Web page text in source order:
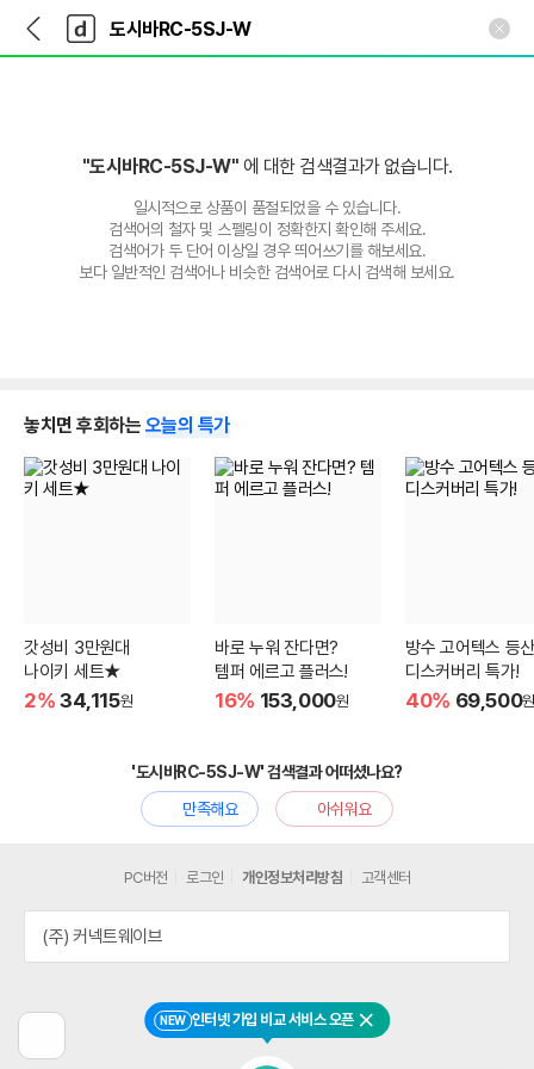
다
나
와
가
다
와
"도시바RC-5SJ-W" 에 대한 검색결과가 없습니다.
일시적으로 상품이 품절되었을 수 있습니다.
검색어의 철자 및 스펠링이 정확한지 확인해 주세요.
검색어가 두 단어 이상일 경우 띄어쓰기를 해보세요.
보다 일반적인 검색어나 비슷한 검색어로 다시 검색해 보세요.
놓치면 후회하는 오늘의 특가
갓성비 3만원대
나이키 세트★
2% 34,115원
바로 누워 잔다면?
템퍼 에르고 플러스!
16% 153,000원
방수 고어텍스 등
디스커버리 특가!
40% 69,500원
'도시바RC-5SJ-W' 검색결과 어떠셨나요?
만족해요
아쉬워요
전
NEW 인터넷 가입 비교 서비스 오픈 닫기
PC버전 로그인 개인정보처리방침 고객센터
(주) 커넥트웨이브